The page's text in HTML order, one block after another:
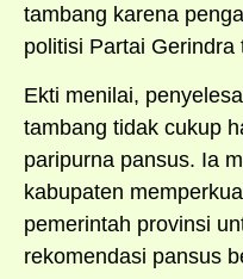
tambang karena
politisi Partai Gerindra
Ekti menilai,
tambang tidak cukup
paripurna pansus. Ia
kabupaten
pemerintah provinsi
rekomendasi pansus